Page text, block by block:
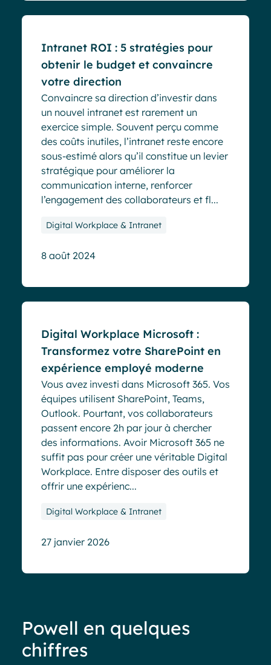
Intranet ROI : 5 stratégies pour
obtenir le budget et convaincre
votre direction
Convaincre sa direction d’investir dans
un nouvel intranet est rarement un
exercice simple. Souvent perçu comme
des coûts inutiles, l’intranet reste encore
sous-estimé alors qu’il constitue un levier
stratégique pour améliorer la
communication interne, renforcer
l’engagement des collaborateurs et fl...
Digital Workplace & Intranet
8 août 2024
Digital Workplace Microsoft :
Transformez votre SharePoint en
expérience employé moderne
Vous avez investi dans Microsoft 365. Vos
équipes utilisent SharePoint, Teams,
Outlook. Pourtant, vos collaborateurs
passent encore 2h par jour à chercher
des informations. Avoir Microsoft 365 ne
suffit pas pour créer une véritable Digital
Workplace. Entre disposer des outils et
offrir une expérienc...
Digital Workplace & Intranet
27 janvier 2026
Powell en quelques
chiffres